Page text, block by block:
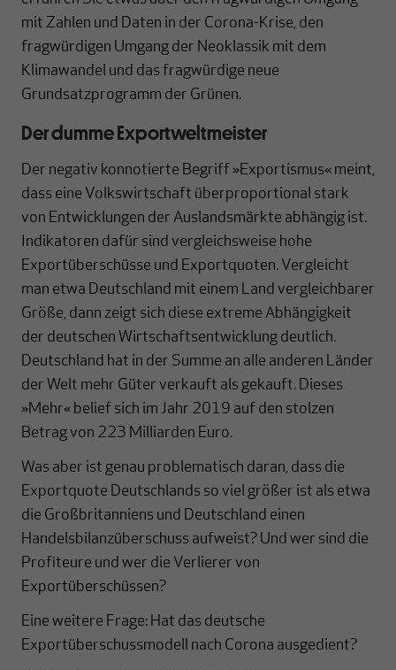
mit Zahlen und Daten in der Corona-Krise, den
fragwürdigen Umgang der Neoklassik mit dem
Klimawandel und das fragwürdige neue
Grundsatzprogramm der Grünen.
Der dumme Exportweltmeister
Der negativ konnotierte Begriff »Exportismus« meint,
dass eine Volkswirtschaft überproportional stark
von Entwicklungen der Auslandsmärkte abhängig ist.
Indikatoren dafür sind vergleichsweise hohe
Exportüberschüsse und Exportquoten. Vergleicht
man etwa Deutschland mit einem Land vergleichbarer
Größe, dann zeigt sich diese extreme Abhängigkeit
der deutschen Wirtschaftsentwicklung deutlich.
Deutschland hat in der Summe an alle anderen Länder
der Welt mehr Güter verkauft als gekauft. Dieses
»Mehr« belief sich im Jahr 2019 auf den stolzen
Betrag von 223 Milliarden Euro.
Was aber ist genau problematisch daran, dass die
Exportquote Deutschlands so viel größer ist als etwa
die Großbritanniens und Deutschland einen
Handelsbilanzüberschuss aufweist? Und wer sind die
Profiteure und wer die Verlierer von
Exportüberschüssen?
Eine weitere Frage: Hat das deutsche
Exportüberschussmodell nach Corona ausgedient?